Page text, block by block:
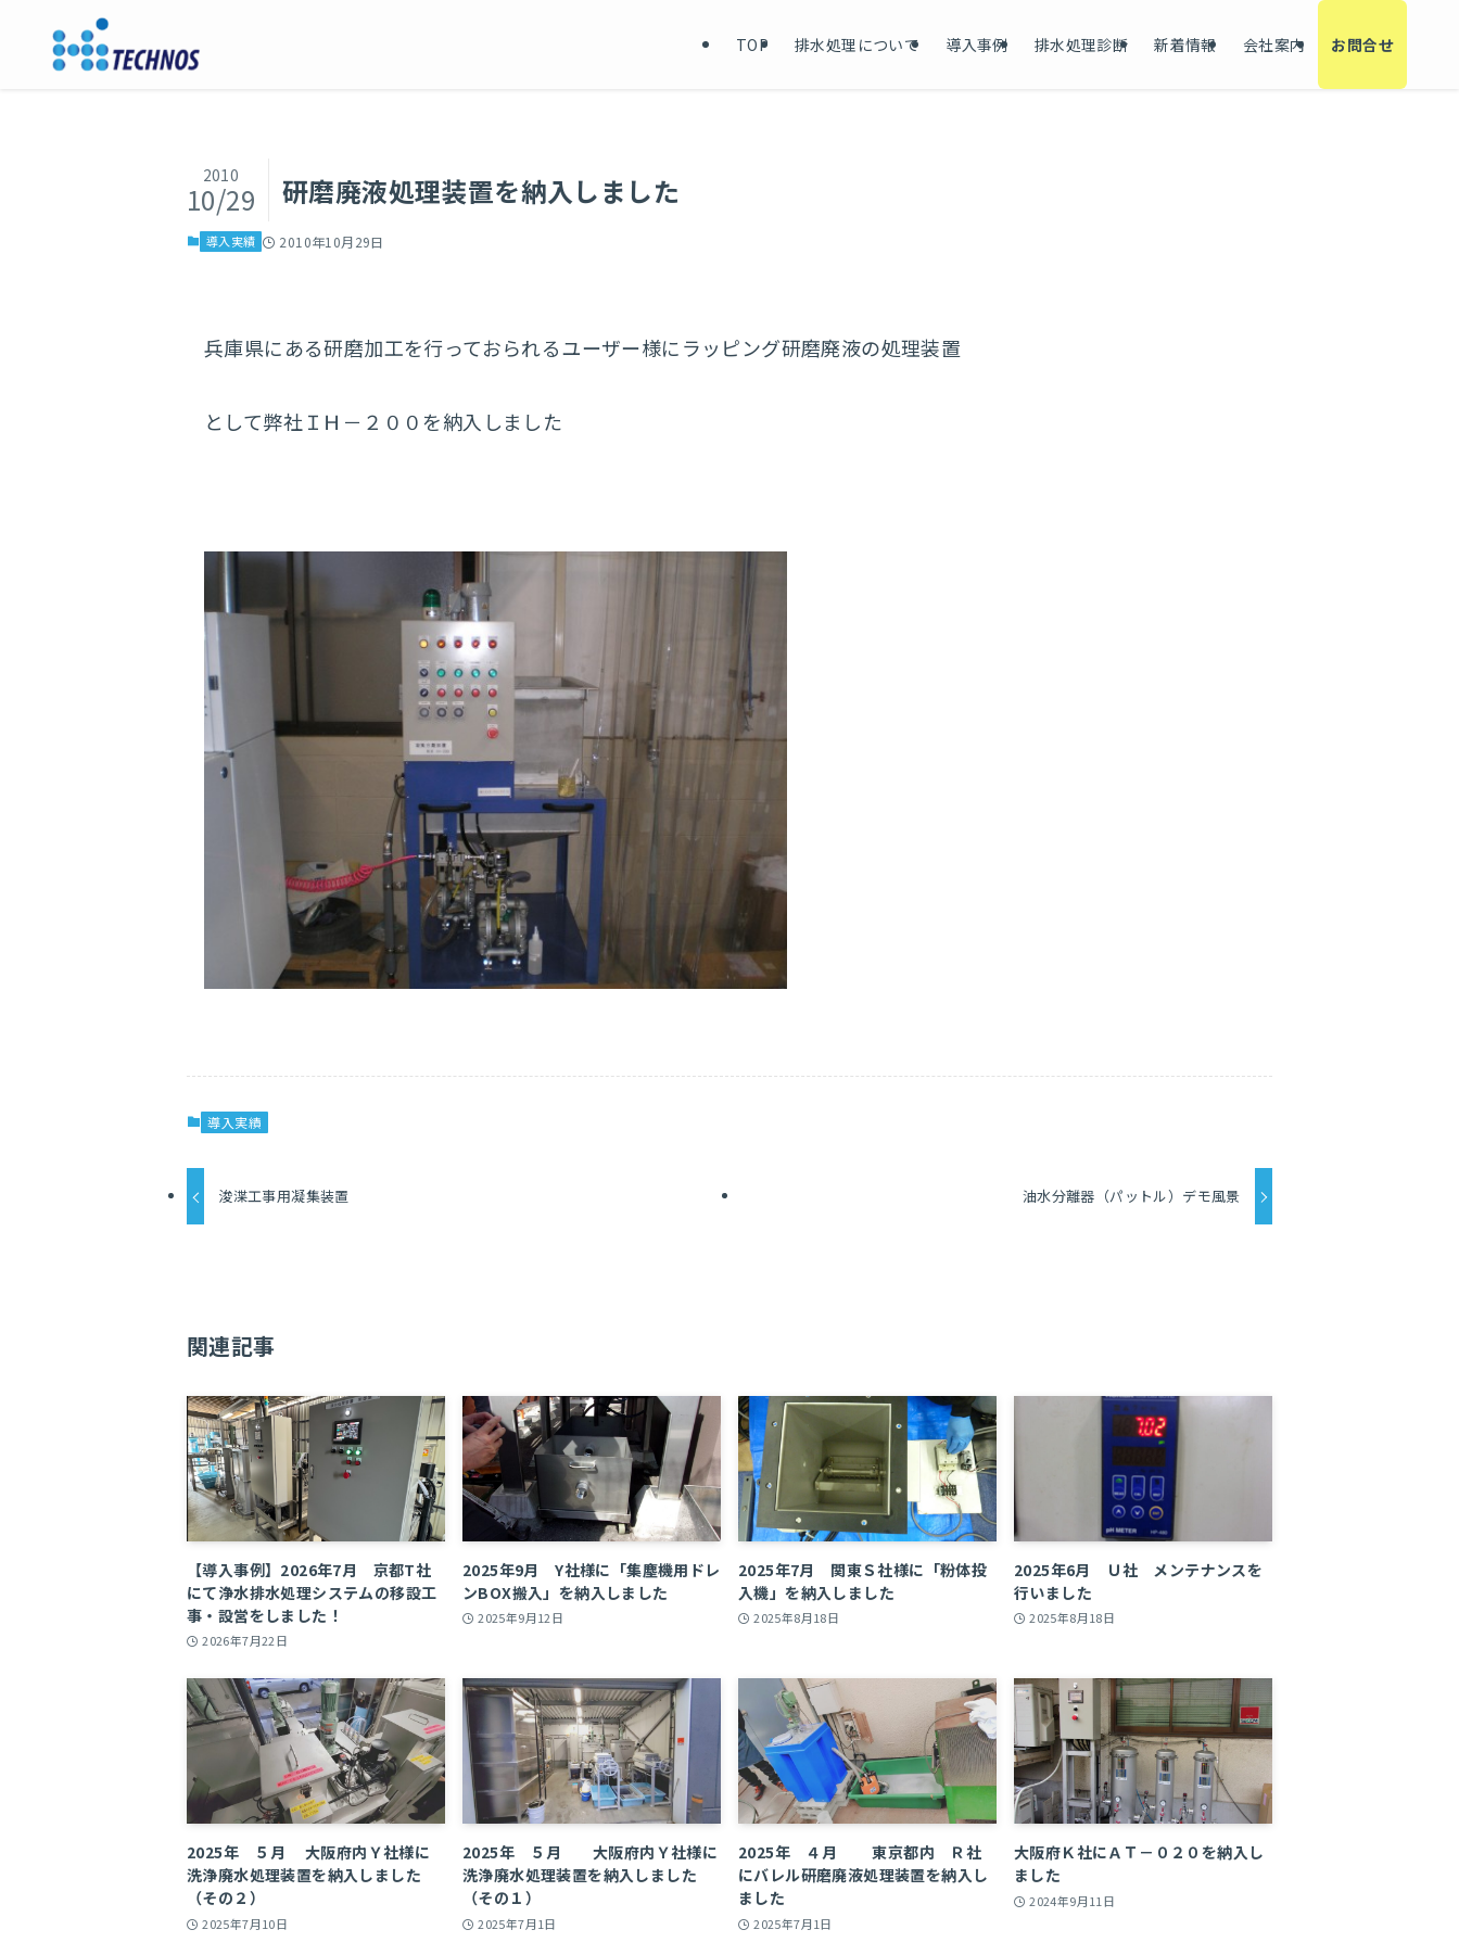
TOP 排水処理について 導入事例 排水処理診断 新着情報 会社案内 お問合せ
研磨廃液処理装置を納入しました
2010
10/29
導入実績 2010年10月29日
兵庫県にある研磨加工を行っておられるユーザー様にラッピング研磨廃液の処理装置
として弊社ＩＨ－２００を納入しました
導入実績
浚渫工事用凝集装置 油水分離器（パットル）デモ風景
関連記事
【導入事例】2026年7月 京都T社
にて浄水排水処理システムの移設工
事・設営をしました！
2026年7月22日
2025年9月 Y社様に「集塵機用ドレ
ンBOX搬入」を納入しました
2025年9月12日
2025年7月 関東Ｓ社様に「粉体投
入機」を納入しました
2025年8月18日
2025年6月 Ｕ社 メンテナンスを
行いました
2025年8月18日
2025年 ５月 大阪府内Ｙ社様に
洗浄廃水処理装置を納入しました
（その２）
2025年7月10日
2025年 ５月 大阪府内Ｙ社様に
洗浄廃水処理装置を納入しました
（その１）
2025年7月1日
2025年 ４月 東京都内 Ｒ社
にバレル研磨廃液処理装置を納入し
ました
2025年7月1日
大阪府Ｋ社にＡＴ－０２０を納入し
ました
2024年9月11日